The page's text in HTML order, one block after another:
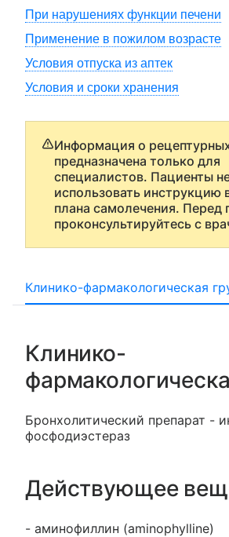
При нарушениях функции печени
Применение в пожилом возрасте
Условия отпуска из аптек
Условия и сроки хранения
Информация о
предназначена только для
специалистов. Пациенты
использовать инструкцию
плана самолечения. Перед
проконсультируйтесь с
Клинико-фармакологическая
Клинико-
Бронхолитический препарат -
фосфодиэстераз
Действующее
- аминофиллин (aminophylline)